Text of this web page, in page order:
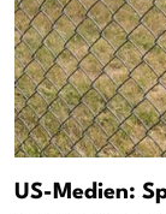
US-Medien: